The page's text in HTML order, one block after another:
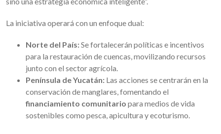
La iniciativa operará con un enfoque dual:
Norte del País:Se fortalecerán políticas e incentivos
para la restauración de cuencas, movilizando recursos
junto con el sector agrícola.
Península de Yucatán: Las acciones se centrarán en la
conservación de manglares, fomentando el
financiamiento comunitario para medios de vida
sostenibles como pesca, apicultura y ecoturismo.